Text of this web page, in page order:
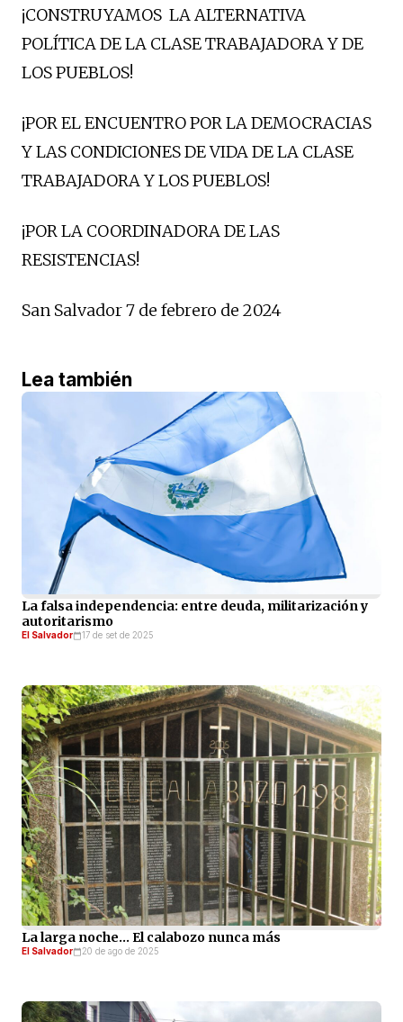
¡CONSTRUYAMOS LA ALTERNATIVA
POLÍTICA DE LA CLASE TRABAJADORA Y DE
LOS PUEBLOS!
¡POR EL ENCUENTRO POR LA DEMOCRACIAS
Y LAS CONDICIONES DE VIDA DE LA CLASE
TRABAJADORA Y LOS PUEBLOS!
¡POR LA COORDINADORA DE LAS
RESISTENCIAS!
San Salvador 7 de febrero de 2024
Lea también
La falsa independencia: entre deuda, militarización y
autoritarismo
El Salvador 17 de set de 2025
La larga noche… El calabozo nunca más
El Salvador 20 de ago de 2025